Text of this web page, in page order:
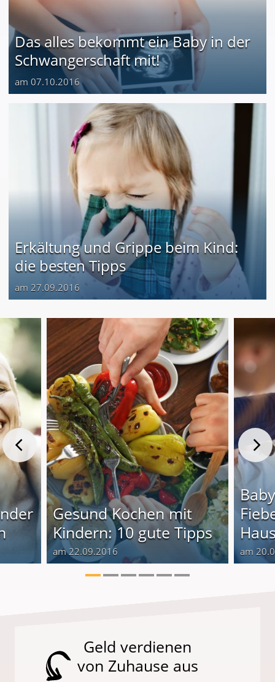
Das alles bekommt ein Baby in der
Schwangerschaft mit!
am 07.10.2016
Erkältung und Grippe beim Kind:
die besten Tipps
am 27.09.2016
Gesund Kochen mit
Kindern: 10 gute Tipps
am 22.09.2016 am
Geld verdienen
von Zuhause aus